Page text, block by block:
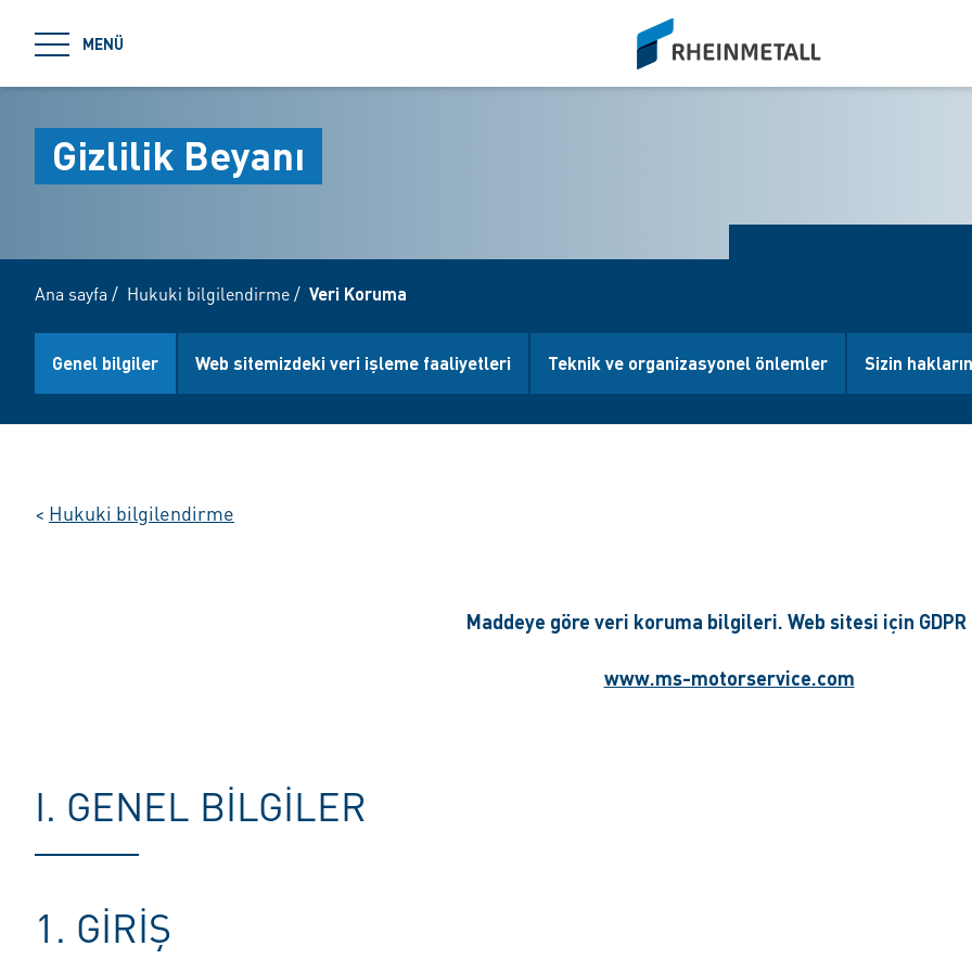
MENÜ
siteLogo
Gizlilik Beyanı
Ana sayfa / Hukuki bilgilendirme/ Veri Koruma
Genel bilgiler Web sitemizdeki veri işleme faaliyetleri Teknik ve organizasyonel önlemler Sizin
< Hukuki bilgilendirme
Maddeye göre veri koruma bilgileri. Web sitesi için GDPR
www.ms-motorservice.com
I. GENEL BILGILER
1. GIRIŞ